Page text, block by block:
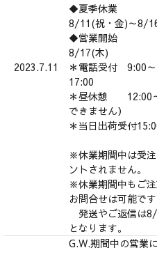
2023.7.11
◆夏季休業
8/11(祝・金)～8/
◆営業開始
8/17(木)
＊電話受付 9:00
17:00
＊昼休憩 12:00
できません）
＊当日出荷受付
※休業期間中は受
ントされません。
※休業期間中もご
お問合せは可能です
発送やご返信は
となります。
G.W.期間中の営業